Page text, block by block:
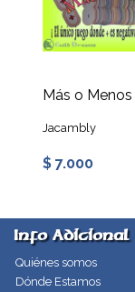
Más o Menos
Jacambly
$ 7.000
Info Adicional
Quiénes somos
Dónde Estamos